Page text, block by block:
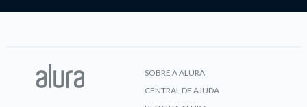
SOBRE A ALURA
CENTRAL DE AJUDA